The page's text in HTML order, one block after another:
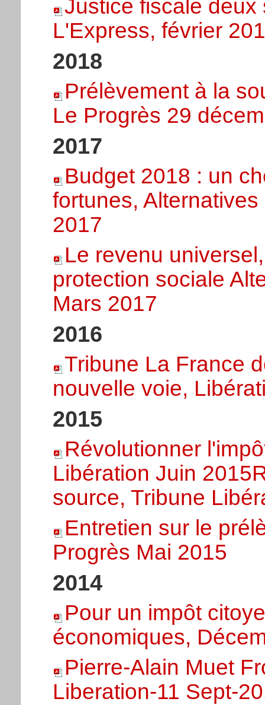
Justice fiscale
L'Express, février
2018
Prélèvement à la
Le Progrès 29
2017
Budget 2018 : un
fortunes,
2017
Le revenu
protection sociale
Mars 2017
2016
Tribune La France
nouvelle voie,
2015
Révolutionner
Libération Juin 2015
source, Tribune
Entretien sur le
Progrès Mai 2015
2014
Pour un impôt
économiques,
Pierre-Alain Muet
Liberation-11 Sept-